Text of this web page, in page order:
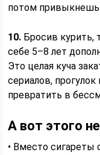
потом
10. Бросив курить,
себе 5–8 лет
Это целая куча
сериалов,
превратить в
А вот этого
• Вместо сигареты